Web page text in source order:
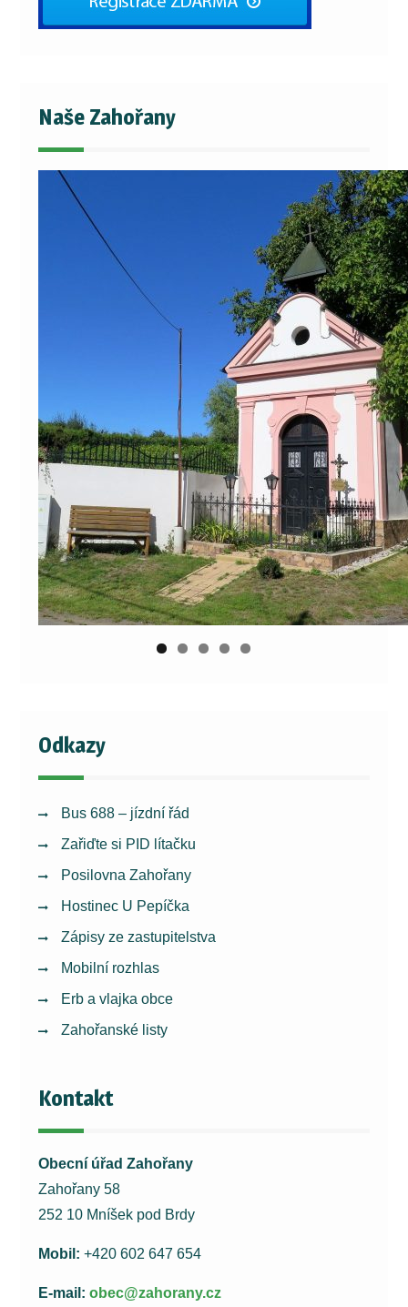
Naše Zahořany
Odkazy
Bus 688 – jízdní řád
Zařiďte si PID lítačku
Posilovna Zahořany
Hostinec U Pepíčka
Zápisy ze zastupitelstva
Mobilní rozhlas
Erb a vlajka obce
Zahořanské listy
Kontakt
Obecní úřad Zahořany
Zahořany 58
252 10 Mníšek pod Brdy
Mobil: +420 602 647 654
E-mail: obec@zahorany.cz